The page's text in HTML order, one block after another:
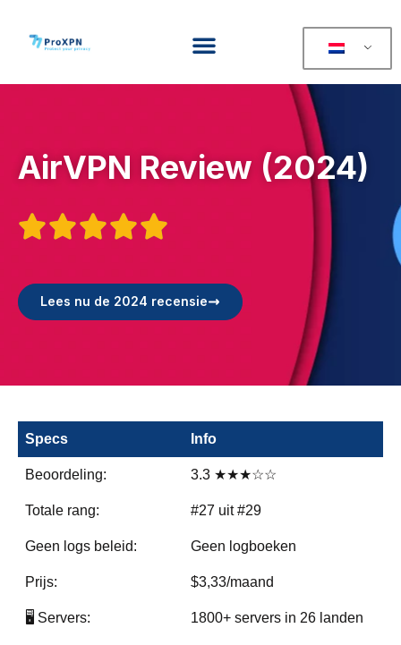
AirVPN Review (2024)

Lees nu de 2024 recensie
Specs Info
Beoordeling: 3.3 ★★★☆☆
Totale rang: #27 uit #29
Geen logs beleid: Geen logboeken
Prijs: $3,33/maand
🖥️ Servers: 1800+ servers in 26 landen